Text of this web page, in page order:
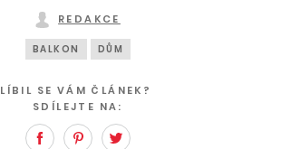
REDAKCE
BALKON DŮM
LÍBIL SE VÁM ČLÁNEK?
SDÍLEJTE NA:
FacebookPinterest